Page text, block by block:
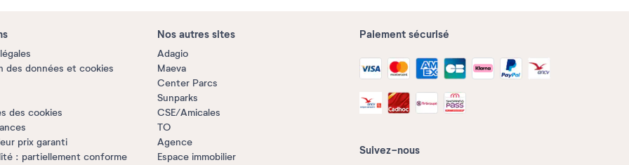
des données et cookies
des cookies
prix garanti
: partiellement conforme
Nos autres sites
Adagio
Maeva
Center Parcs
Sunparks
CSE/Amicales
TO
Agence
Espace immobilier
Paiement sécurisé
Suivez-nous